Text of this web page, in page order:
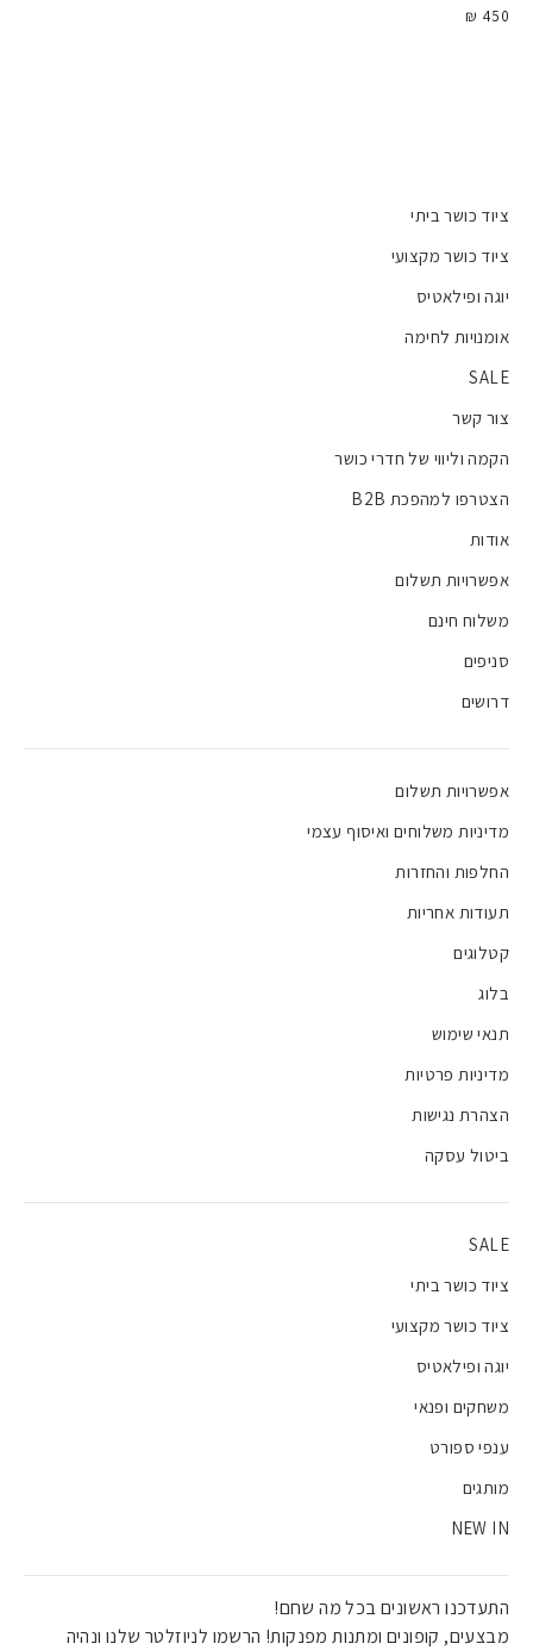
450 ₪
ציוד כושר ביתי
ציוד כושר מקצועי
יוגה ופילאטיס
אומנויות לחימה
SALE
צור קשר
הקמה וליווי של חדרי כושר
הצטרפו למהפכת B2B
אודות
אפשרויות תשלום
משלוח חינם
סניפים
דרושים
אפשרויות תשלום
מדיניות משלוחים ואיסוף עצמי
החלפות והחזרות
תעודות אחריות
קטלוגים
בלוג
תנאי שימוש
מדיניות פרטיות
הצהרת נגישות
ביטול עסקה
SALE
ציוד כושר ביתי
ציוד כושר מקצועי
יוגה ופילאטיס
משחקים ופנאי
ענפי ספורט
מותגים
NEW IN
התעדכנו ראשונים בכל מה שחם!
מבצעים, קופונים ומתנות מפנקות! הרשמו לניוזלטר שלנו ונהיה